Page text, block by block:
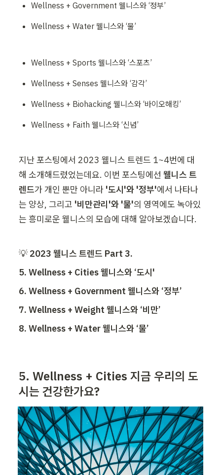
Wellness + Government 웰니스와 ‘정부’
Wellness + Water 웰니스와 ‘물’
Wellness + Sports 웰니스와 ‘스포츠’
Wellness + Senses 웰니스와 ‘감각’
Wellness + Biohacking 웰니스와 ‘바이오해킹’
Wellness + Faith 웰니스와 ‘신념’
지난 포스팅에서 2023 웰니스 트렌드 1~4번에 대
해 소개해드렸었는데요. 이번 포스팅에선 웰니스 트
렌드가 개인 뿐만 아니라 '도시'와 '정부'에서 나타나
는 양상, 그리고 '비만관리'와 '물'의 영역에도 녹아있
는 흥미로운 웰니스의 모습에 대해 알아보겠습니다.
💡 2023 웰니스 트렌드 Part 3.
5. Wellness + Cities 웰니스와 ‘도시'
6. Wellness + Government 웰니스와 ‘정부’
7. Wellness + Weight 웰니스와 ‘비만’
8. Wellness + Water 웰니스와 ‘물’
5. Wellness + Cities 지금 우리의 도
시는 건강한가요?